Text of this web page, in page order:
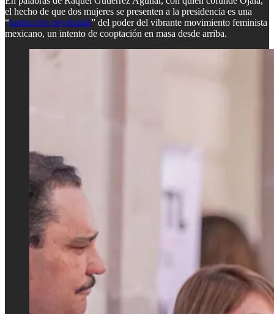
el hecho de que dos mujeres se presenten a la presidencia es una
“traducción devaluada” del poder del vibrante movimiento feminista
mexicano, un intento de cooptación en masa desde arriba.